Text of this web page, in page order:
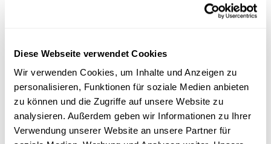
Diese Webseite verwendet Cookies
Wir verwenden Cookies, um Inhalte und Anzeigen zu
personalisieren, Funktionen für soziale Medien anbieten
zu können und die Zugriffe auf unsere Website zu
analysieren. Außerdem geben wir Informationen zu Ihrer
Verwendung unserer Website an unsere Partner für
Antworten und Erklärungen bereits kennen. Es geht in
dieser Rubrik „Ideen für den naturwissenschaftlichen
Unterricht in der Grundschule“ vielmehr darum den
Kindern die wissenschaftliche Methode (Frage –
Hypothese – Experiment – Beobachtung/Fazit) näher zu
bringen, damit sie lernen diese selbstständig